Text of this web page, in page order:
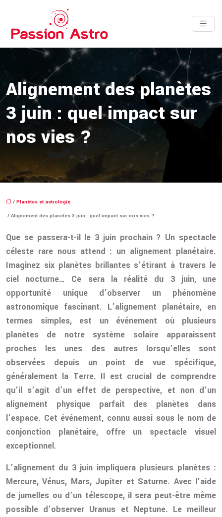
Alignement des planètes
3 juin : quel impact sur
nos vies ?
/ Planètes et astrologie
/ Alignement des planètes 3 juin : quel impact sur nos vies ?
Que se passera-t-il le 3 juin prochain ? Un spectacle
céleste rare nous attend : un alignement planétaire.
Imaginez six planètes brillantes s’étirant à travers le
ciel nocturne… Ce sera la réalité du 3 juin, une
opportunité unique d’observer un phénomène
astronomique fascinant. L’alignement planétaire, en
termes simples, est un événement où plusieurs
planètes de notre système solaire apparaissent
proches les unes des autres lorsqu’elles sont
observées depuis un point de vue spécifique,
généralement la Terre. Il est crucial de comprendre
qu’il s’agit d’un effet de perspective, et non d’un
alignement physique parfait des planètes dans
l’espace. Cet événement, connu aussi sous le nom de
conjonction planétaire, offre un spectacle visuel
exceptionnel.
L’alignement du 3 juin impliquera plusieurs planètes :
Mercure, Vénus, Mars, Jupiter et Saturne. Avec l’aide
de jumelles ou d’un télescope, il sera peut-être même
possible d’observer Uranus et Neptune. Le meilleur